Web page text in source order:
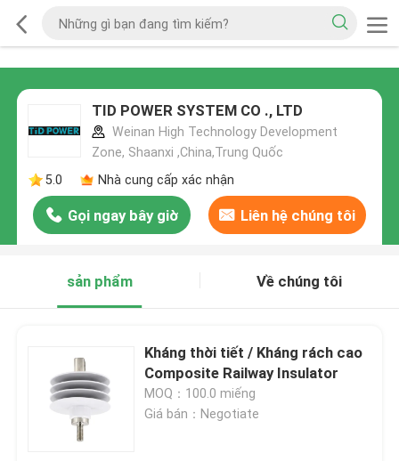
TID POWER SYSTEM CO ., LTD
Weinan High Technology Development
Zone, Shaanxi ,China,Trung Quốc
5.0
Nhà cung cấp xác nhận
Gọi ngay bây giờ Liên hệ chúng tôi
sản phẩm Về chúng tôi
Kháng thời tiết / Kháng rách cao
Composite Railway Insulator
MOQ：100.0 miếng
Giá bán：Negotiate